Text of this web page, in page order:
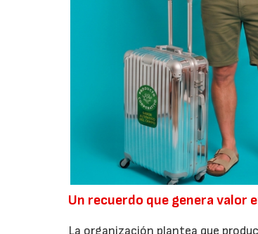
Un recuerdo que genera valor